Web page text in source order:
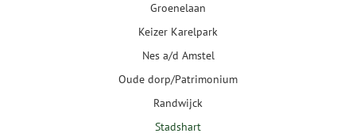
Groenelaan
Keizer Karelpark
Nes a/d Amstel
Oude dorp/Patrimonium
Randwijck
Stadshart